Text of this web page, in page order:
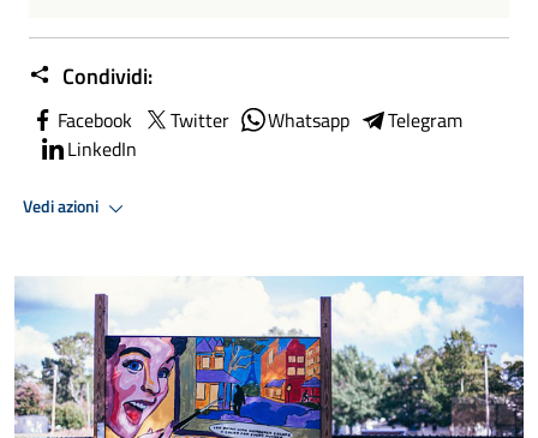
Condividi:
Facebook Twitter Whatsapp
Telegram
LinkedIn
Vedi azioni